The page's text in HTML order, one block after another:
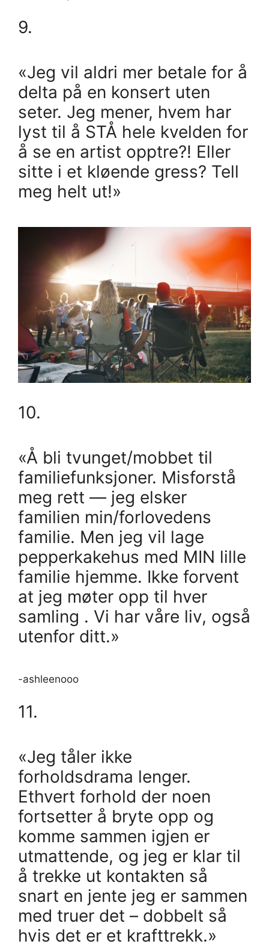
9.
«Jeg vil aldri mer betale for å
delta på en konsert uten
seter. Jeg mener, hvem har
lyst til å STÅ hele kvelden for
å se en artist opptre?! Eller
sitte i et kløende gress? Tell
meg helt ut!»
10.
«Å bli tvunget/mobbet til
familiefunksjoner. Misforstå
meg rett — jeg elsker
familien min/forlovedens
familie. Men jeg vil lage
pepperkakehus med MIN lille
familie hjemme. Ikke forvent
at jeg møter opp til hver
samling . Vi har våre liv, også
utenfor ditt.»
-ashleenooo
11.
«Jeg tåler ikke
forholdsdrama lenger.
Ethvert forhold der noen
fortsetter å bryte opp og
komme sammen igjen er
utmattende, og jeg er klar til
å trekke ut kontakten så
snart en jente jeg er sammen
med truer det – dobbelt så
hvis det er et krafttrekk.»